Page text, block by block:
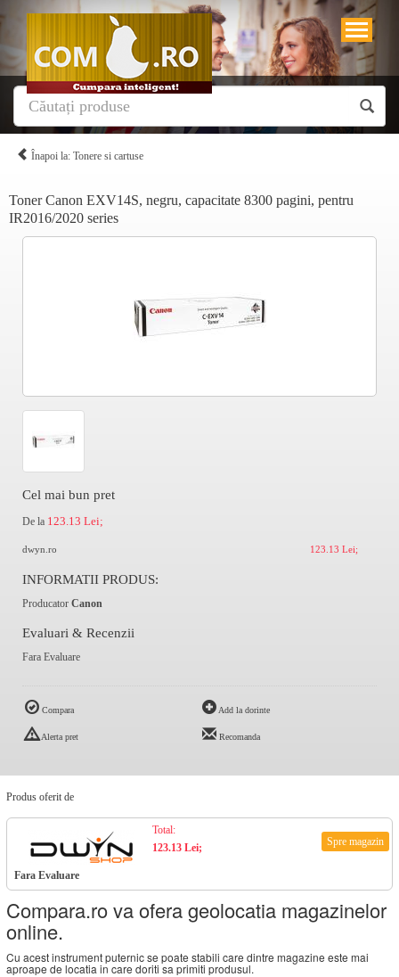
Înapoi la: Tonere si cartuse
Toner Canon EXV14S, negru, capacitate 8300 pagini, pentru
IR2016/2020 series
Cel mai bun pret
De la 123.13 Lei;
dwyn.ro 123.13 Lei;
INFORMATII PRODUS:
Producator Canon
Evaluari & Recenzii
Fara Evaluare
Compara Add la dorinte
Alerta pret Recomanda
Produs oferit de
Fara Evaluare
Spre magazin
Total:
123.13 Lei;
Compara.ro va ofera geolocatia magazinelor
online.
Cu acest instrument puternic se poate stabili care dintre magazine este mai
aproape de locatia in care doriti sa primiti produsul.